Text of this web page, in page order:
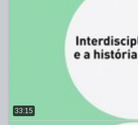
33:15